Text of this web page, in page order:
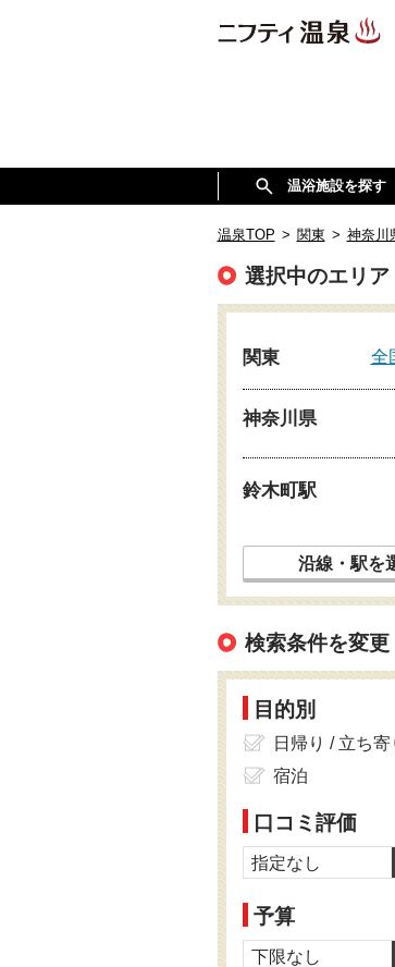
温浴施設を探す
温泉TOP > 関東 > 神奈川
選択中のエリア
関東 全
神奈川県
鈴木町駅
沿線・駅を
検索条件を変更
目的別
日帰り / 立ち寄
宿泊
口コミ評価
指定なし
予算
下限なし